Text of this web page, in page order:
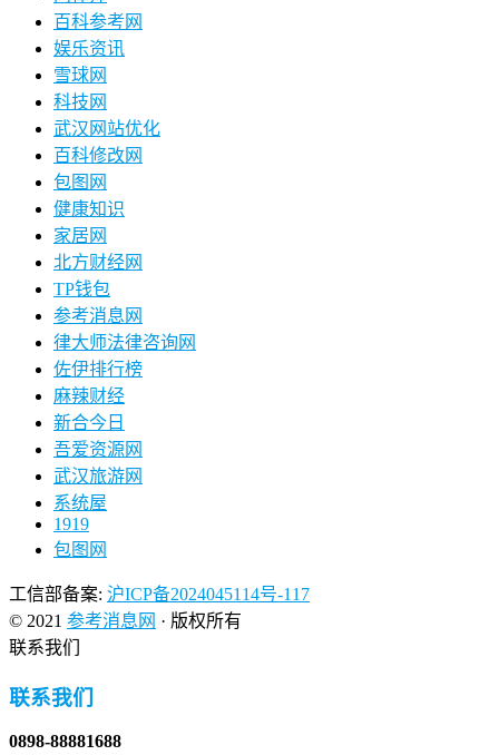
百科参考网
娱乐资讯
雪球网
科技网
武汉网站优化
百科修改网
包图网
健康知识
家居网
北方财经网
TP钱包
参考消息网
律大师法律咨询网
佐伊排行榜
麻辣财经
新合今日
吾爱资源网
武汉旅游网
系统屋
1919
包图网
工信部备案: 沪ICP备2024045114号-117
© 2021 参考消息网 · 版权所有
联系我们
联系我们
0898-88881688